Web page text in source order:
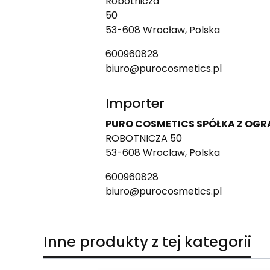
50
53-608 Wrocław, Polska
600960828
biuro@purocosmetics.pl
Importer
PURO COSMETICS SPÓŁKA Z
ROBOTNICZA 50
53-608 Wroclaw, Polska
600960828
biuro@purocosmetics.pl
Inne produkty z tej kategorii